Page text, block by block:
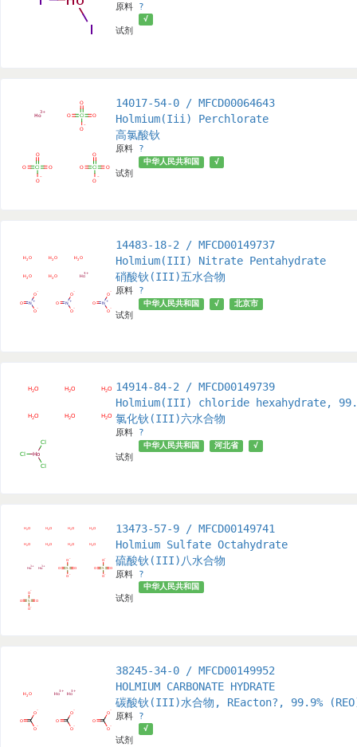
原料 ?
试剂
√
14017-54-0 / MFCD00064643
Holmium(Iii) Perchlorate
高氯酸钬
原料 ?
试剂
中华人民共和国 √
14483-18-2 / MFCD00149737
Holmium(III) Nitrate Pentahydrate
硝酸钬(III)五水合物
原料 ?
试剂
中华人民共和国 √ 北京市
14914-84-2 / MFCD00149739
Holmium(III) chloride hexahydrate,
氯化钬(III)六水合物
原料 ?
试剂
中华人民共和国 河北省 √
13473-57-9 / MFCD00149741
Holmium Sulfate Octahydrate
硫酸钬(III)八水合物
原料 ?
试剂
中华人民共和国
38245-34-0 / MFCD00149952
HOLMIUM CARBONATE HYDRATE
碳酸钬(III)水合物, REacton?, 99.9%
原料 ?
试剂
√